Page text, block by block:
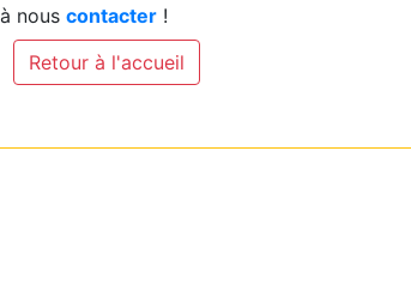
nous contacter !
Retour à l'accueil